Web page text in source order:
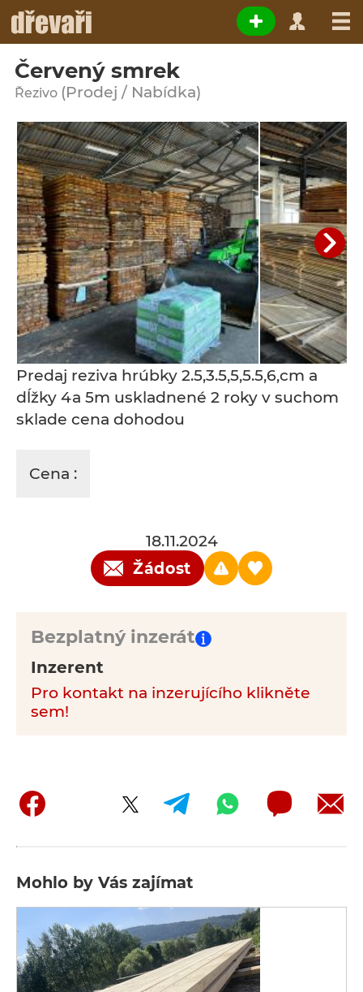
Červený smrek
Řezivo (Prodej / Nabídka)
Predaj reziva hrúbky 2.5,3.5,5,5.5,6,cm a
dĺžky 4a 5m uskladnené 2 roky v suchom
sklade cena dohodou
Cena :
18.11.2024
Žádost
Bezplatný inzerát
Inzerent
Pro kontakt na inzerujícího klikněte
sem!
Mohlo by Vás zajímat